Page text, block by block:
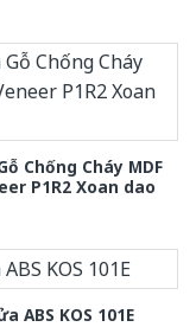
Chống Cháy MDF
P1R2 Xoan dao
ABS KOS 101E